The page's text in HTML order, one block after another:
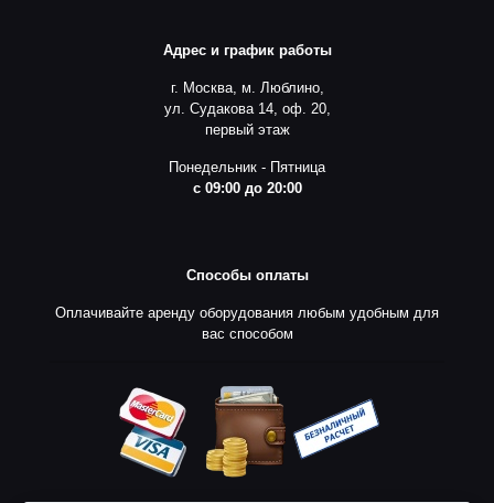
Адрес и график работы
г. Москва, м. Люблино,
ул. Судакова 14, оф. 20,
первый этаж
Понедельник - Пятница
с 09:00 до 20:00
Способы оплаты
Оплачивайте аренду оборудования любым удобным для
вас способом